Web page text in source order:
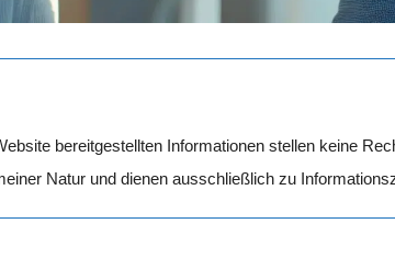
bereitgestellten Informationen stellen keine
Natur und dienen ausschließlich zu